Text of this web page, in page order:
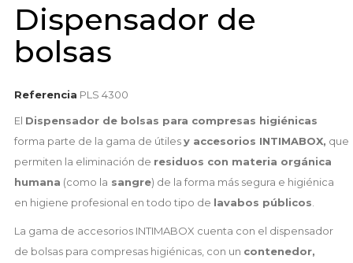
Dispensador de
bolsas
Referencia PLS 4300
El Dispensador de bolsas para compresas higiénicas
forma parte de la gama de útilesy accesorios INTIMABOX, que
permiten la eliminación de residuos con materia orgánica
humana (como la sangre) de la forma más segura e higiénica
en higiene profesional en todo tipo de lavabos públicos
La gama de accesorios INTIMABOX cuenta con el dispensador
de bolsas para compresas higiénicas, con un contenedor,